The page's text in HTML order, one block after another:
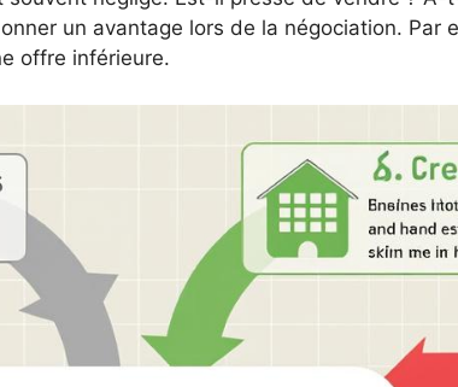
un avantage lors de la négociation. Par
offre inférieure.